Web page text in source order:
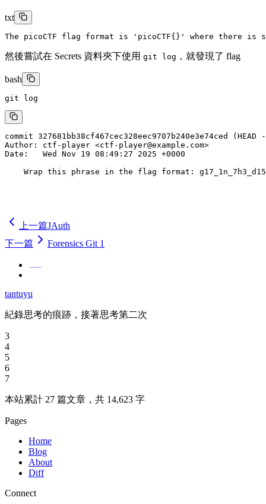
txt
然後嘗試在 Secrets 資料夾下使用 git log ，就發現了 flag
bash
git
上一篇JAuth
下一篇
Forensics Git 1
tantuyu
紀錄思考的痕跡，接著思考第二次
3
4
5
6
7
本站累計 27 篇文章，共 14,623 字
Pages
Home
Blog
About
Diff
Connect